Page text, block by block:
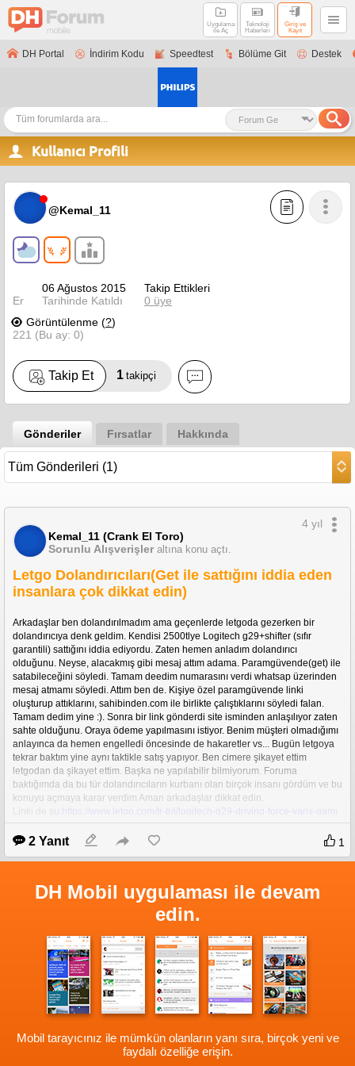
Uygulama
ile Aç
Teknoloji
Haberleri
Giriş ve
Kayıt
DH Portal İndirim Kodu Speedtest Bölüme Git Destek
Kullanıcı Profili
@Kemal_11
Er
06 Ağustos 2015
Tarihinde Katıldı
Takip Ettikleri
0 üye
Görüntülenme (?)
221 (Bu ay: 0)
Takip Et 1 takipçi
Gönderiler Fırsatlar Hakkında
Kemal_11 (Crank El Toro)
Sorunlu Alışverişler altına konu açtı.
4 yıl
Letgo Dolandırıcıları(Get ile sattığını iddia eden
insanlara çok dikkat edin)
Arkadaşlar ben dolandırılmadım ama geçenlerde letgoda gezerken bir
dolandırıcıya denk geldim. Kendisi 2500tlye Logitech g29+shifter (sıfır
garantili) sattığını iddia ediyordu. Zaten hemen anladım dolandırıcı
olduğunu. Neyse, alacakmış gibi mesaj attım adama. Paramgüvende(get) ile
satabileceğini söyledi. Tamam deedim numarasını verdi whatsap üzerinden
mesaj atmamı söyledi. Attım ben de. Kişiye özel paramgüvende linki
oluşturup attıklarını, sahibinden.com ile birlikte çalıştıklarını söyledi falan.
Tamam dedim yine :). Sonra bir link gönderdi site isminden anlaşılıyor zaten
sahte olduğunu. Oraya ödeme yapılmasını istiyor. Benim müşteri olmadığımı
anlayınca da hemen engelledi öncesinde de hakaretler vs... Bugün letgoya
tekrar baktım yine aynı taktikle satış yapıyor. Ben cimere şikayet ettim
letgodan da şikayet ettim. Başka ne yapılabilir bilmiyorum. Foruma
baktığımda da bu tür dolandırıcıların kurbanı olan birçok insanı gördüm ve bu
konuyu açmaya karar verdim Aman arkadaşlar dikkat edin.
https://www.letgo.com/tr-tr/i/logitech-g29-driving-force-yaris-gami
ng-direksiyon-seti_99194443-5ea6-4e2e-a3af-13593abcba46
Verdiği Numara da şu:0531 792 20 75
2 Yanıt 1
DH Mobil uygulaması ile devam
edin.
Mobil tarayıcınız ile mümkün olanların yanı sıra, birçok yeni ve
faydalı özelliğe erişin.